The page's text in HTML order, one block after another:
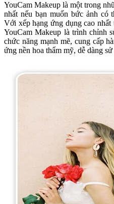
YouCam Makeup là một trong
nhất nếu bạn muốn bức ảnh có
Với xếp hạng ứng dụng cao
YouCam Makeup là trình chỉnh
chức năng mạnh mẽ, cung cấp
ứng nền hoa thẩm mỹ, dễ dàng